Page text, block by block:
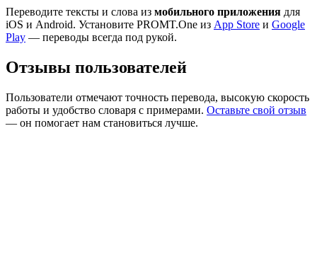
Переводите тексты и слова из мобильного приложения для
iOS и Android. Установите PROMT.One из App Store и Google
Play — переводы всегда под рукой.
Отзывы пользователей
Пользователи отмечают точность перевода, высокую скорость
работы и удобство словаря с примерами. Оставьте свой отзыв
— он помогает нам становиться лучше.